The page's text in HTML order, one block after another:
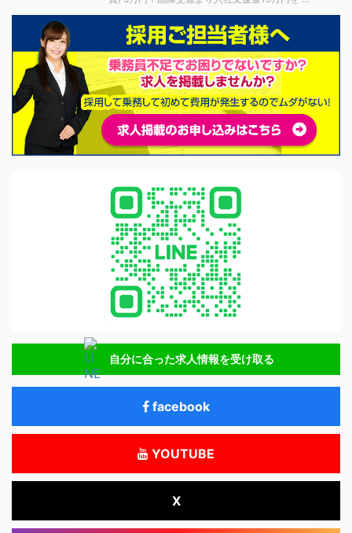
自分に合った求人情報を受け取る
facebook
YOUTUBE
X